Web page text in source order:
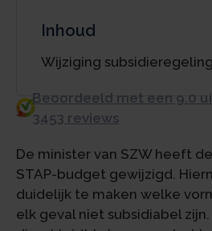
Inhoud
Wijziging
Beoordeeld met een 9.0
3453 reviews
De minister van SZW heeft
STAP-budget gewijzigd.
duidelijk te maken welke
elk geval niet subsidiabel